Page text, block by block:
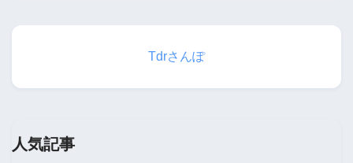
Tdrさんぽ
人気記事